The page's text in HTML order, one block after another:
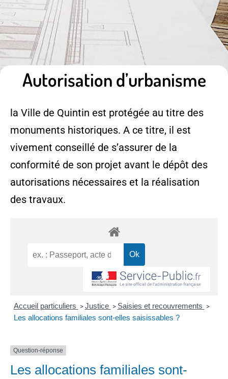
Autorisation d’urbanisme
la Ville de Quintin est protégée au titre des
monuments historiques. A ce titre, il est
vivement conseillé de s’assurer de la
conformité de son projet avant le dépôt des
autorisations nécessaires et la réalisation
des travaux.
Accueil particuliers > Justice > Saisies et recouvrements >
Les allocations familiales sont-elles saisissables ?
Question-réponse
Les allocations familiales sont-